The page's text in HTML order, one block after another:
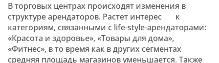
В торговых центрах происходят изменения в
структуре арендаторов. Растет интерес к
категориям, связанными с life-style-арендаторами:
«Красота и здоровье», «Товары для дома»,
«Фитнес», в то время как в других сегментах
средняя площадь магазинов уменьшается. Также